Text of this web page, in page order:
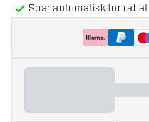
Spar automatisk for rabat